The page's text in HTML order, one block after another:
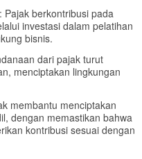
: Pajak berkontribusi pada
investasi dalam pelatihan
bisnis.
dari pajak turut
menciptakan lingkungan
membantu menciptakan
dengan memastikan bahwa
kontribusi sesuai dengan